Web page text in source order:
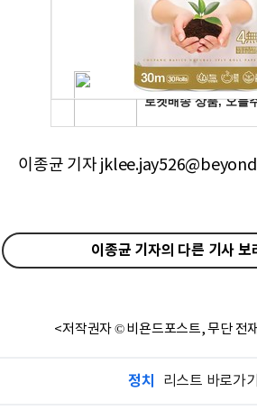
이종균 기자
이종균 기자의 다른 기사 보
<저작권자 © 비욘드포스트, 무단 전
정치 리스트 바로가기